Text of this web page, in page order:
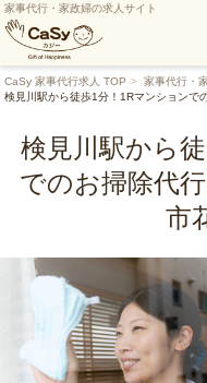
家事代行・家政婦の求人サイト
CaSy 家事代行求人 TOP 家事代行・
検見川駅から徒歩1分！1Rマンションで
検見川駅から
でのお掃除代
市